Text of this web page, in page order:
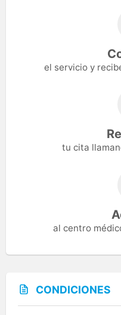
el servicio y
tu cita
al centro
CONDICIONES